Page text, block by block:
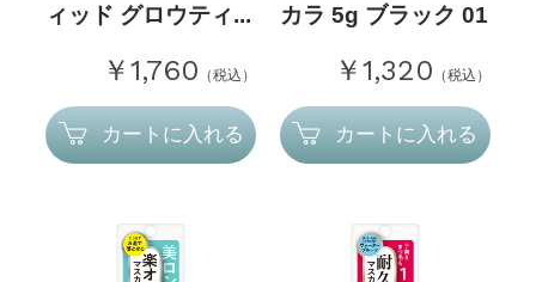
ィッド グロウティ...
￥1,760 （税込）
カートに入れる
カラ 5g ブラック 01
￥1,320 （税込）
カートに入れる